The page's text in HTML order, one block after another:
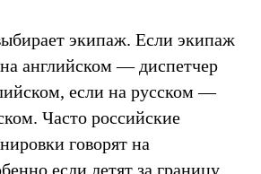
экипаж. Если экипаж
английском — диспетчер
если на русском —
Часто российские
говорят на
если летят за границу,